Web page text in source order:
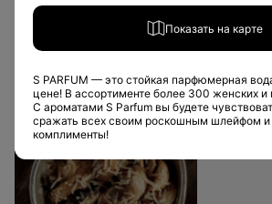
S PARFUM — это стойкая парфюмерная
цене! В ассортименте более 300 женских
С ароматами S Parfum вы будете
сражать всех своим роскошным шлейфом и
комплименты!
Показать на карте